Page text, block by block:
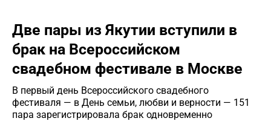
Две пары из Якутии вступили в
брак на Всероссийском
свадебном фестивале в Москве
В первый день Всероссийского свадебного
фестиваля — в День семьи, любви и верности — 151
пара зарегистрировала брак одновременно